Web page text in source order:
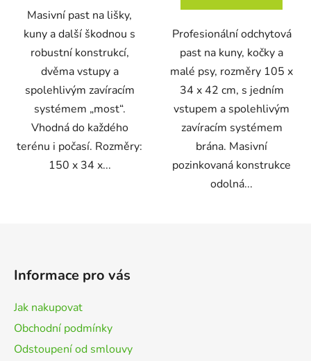
Masivní past na lišky,
kuny a další škodnou s
robustní konstrukcí,
dvěma vstupy a
spolehlivým zavíracím
systémem „most“.
Vhodná do každého
terénu i počasí. Rozměry:
150 x 34 x...
Profesionální odchytová
past na kuny, kočky a
malé psy, rozměry 105 x
34 x 42 cm, s jedním
vstupem a spolehlivým
zavíracím systémem
brána. Masivní
pozinkovaná konstrukce
odolná...
Informace pro vás
Jak nakupovat
Obchodní podmínky
Odstoupení od smlouvy